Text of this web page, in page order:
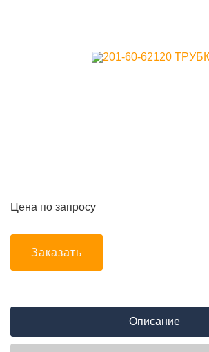
Цена по запросу
Заказать
Описание